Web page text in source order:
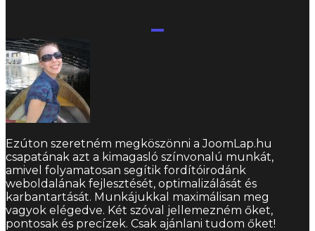
Ezúton szeretném megköszönni a JoomLap.hu
csapatának azt a kimagasló színvonalú munkát,
amivel folyamatosan segítik fordítóirodánk
weboldalának fejlesztését, optimalizálását és
karbantartását. Munkájukkal maximálisan meg
vagyok elégedve. Két szóval jellemezném őket,
pontosak és precízek. Csak ajánlani tudom őket!